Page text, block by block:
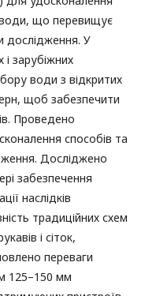
води, що перевищує
дослідження. У
і зарубіжних
води з відкритих
щоб забезпечити
Проведено
способів та
Досліджено
забезпечення
наслідків
традиційних схем
і сіток,
переваги
125–150 мм